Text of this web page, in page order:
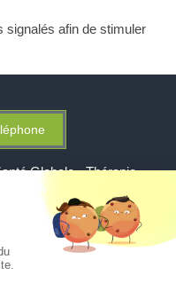
signalés afin de stimuler
Globale - Thérapie